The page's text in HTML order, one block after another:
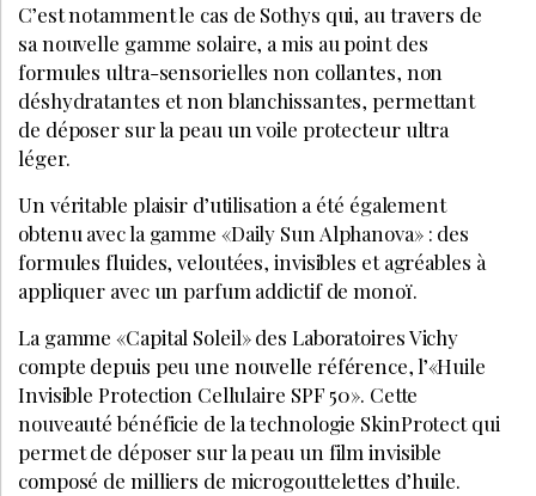
C’est notamment le cas de Sothys qui, au travers de
sa nouvelle gamme solaire, a mis au point des
formules ultra-sensorielles non collantes, non
déshydratantes et non blanchissantes, permettant
de déposer sur la peau un voile protecteur ultra
léger.
Un véritable plaisir d’utilisation a été également
obtenu avec la gamme «Daily Sun Alphanova» : des
formules fluides, veloutées, invisibles et agréables à
appliquer avec un parfum addictif de monoï.
La gamme «Capital Soleil» des Laboratoires Vichy
compte depuis peu une nouvelle référence, l’«Huile
Invisible Protection Cellulaire SPF 50». Cette
nouveauté bénéficie de la technologie SkinProtect qui
permet de déposer sur la peau un film invisible
composé de milliers de microgouttelettes d’huile.